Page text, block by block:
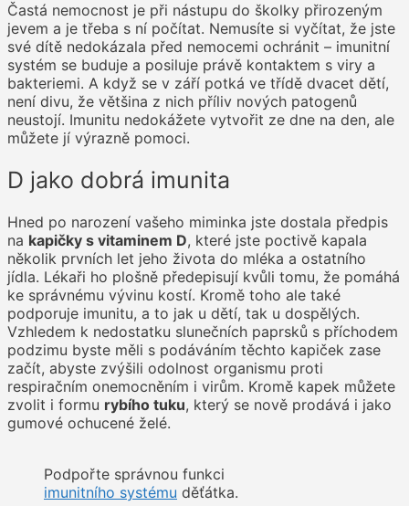
Častá nemocnost je při nástupu do školky přirozeným
jevem a je třeba s ní počítat. Nemusíte si vyčítat, že jste
své dítě nedokázala před nemocemi ochránit – imunitní
systém se buduje a posiluje právě kontaktem s viry a
bakteriemi. A když se v září potká ve třídě dvacet dětí,
není divu, že většina z nich příliv nových patogenů
neustojí. Imunitu nedokážete vytvořit ze dne na den, ale
můžete jí výrazně pomoci.
D jako dobrá imunita
Hned po narození vašeho miminka jste dostala předpis
na kapičky s vitaminem D, které jste poctivě kapala
několik prvních let jeho života do mléka a ostatního
jídla. Lékaři ho plošně předepisují kvůli tomu, že pomáhá
ke správnému vývinu kostí. Kromě toho ale také
podporuje imunitu, a to jak u dětí, tak u dospělých.
Vzhledem k nedostatku slunečních paprsků s příchodem
podzimu byste měli s podáváním těchto kapiček zase
začít, abyste zvýšili odolnost organismu proti
respiračním onemocněním i virům. Kromě kapek můžete
zvolit i formu rybího tuku, který se nově prodává i jako
gumové ochucené želé.
Podpořte správnou funkci
imunitního systému děťátka.